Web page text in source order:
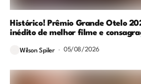
Histórico! Prêmio Grande Otelo
inédito de melhor filme e
Wilson Spiler 05/08/2026